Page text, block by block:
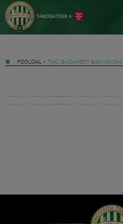
FŐOLDAL » TAG: BUDAPEST BAJNOKSÁG
Hírek